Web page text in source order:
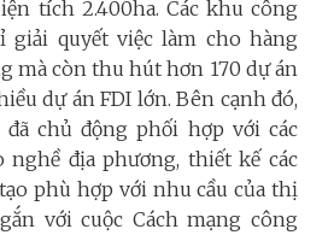
tích 2.400ha. Các khu công
giải quyết việc làm cho hàng
mà còn thu hút hơn 170 dự án
dự án FDI lớn. Bên cạnh đó,
chủ động phối hợp với các
nghề địa phương, thiết kế các
phù hợp với nhu cầu của thị
với cuộc Cách mạng công